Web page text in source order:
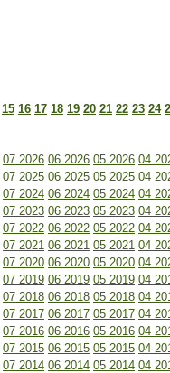
15 16 17 18 19 20 21 22 23 24
07 2026 06 2026 05 2026 04
07 2025 06 2025 05 2025 04
07 2024 06 2024 05 2024 04
07 2023 06 2023 05 2023 04
07 2022 06 2022 05 2022 04
07 2021 06 2021 05 2021 04
07 2020 06 2020 05 2020 04
07 2019 06 2019 05 2019 04
07 2018 06 2018 05 2018 04
07 2017 06 2017 05 2017 04
07 2016 06 2016 05 2016 04
07 2015 06 2015 05 2015 04
07 2014 06 2014 05 2014 04